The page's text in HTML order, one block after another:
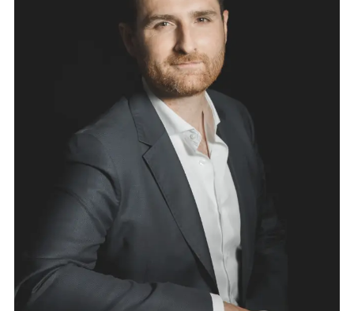
Master droit privé spécialité droit des
Affaires, Thomas Dubreil devient avocat en 2011 et
met à profit ce double cursus au sein du
département contentieux du plus gros cabinet
d’affaires français. Il rejoint les équipes du cabinet
DPR AVOCAT en 2016, avant d’en devenir associé
en juillet 2017. Thomas Dubreil accompagne ses
clients professionnels dans leursnégociations
commerciales et les assiste au cours de leurs
litiges en matière de responsabilité, de
concurrence, de conflits entre associés ou pour le
recouvrement de leurs créances . Il est en charge
droit pénal des affaires
cabinet DPR AVOCAT.
ASSISTANTE : MADAME SANDRINE MARAIS